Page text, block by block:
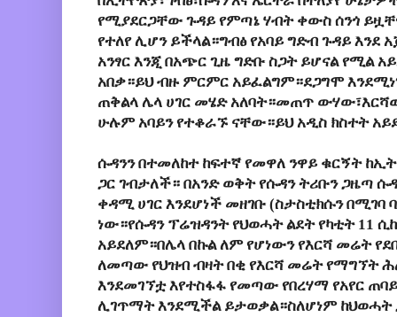
የሚያደርጋቸው ጉዳይ የምጣኔ ሃብት ቀውስ ሰንጎ
የተለየ ሊሆን ይችላል።ግብፅ የአባይ ግድብ ጉዳይ እንደ
አንፃር እንጂ በአጭር ጊዜ ግድቡ ስጋት ይሆናል የሚል
አበቃ።ይህ ብዙ ምርምር አይፈልግም።ደጋግሞ
ጠቅልላ ሌላ ሀገር መሄድ አለባት።መጠጥ
ሁሉም አባይን የተቆራኙ ናቸው።ይህ አዲስ ክስተት
ሱዳንን በተመለከተ ከፍተኛ የመዋለ ንዋይ ቁርኝት
ጋር ገብታለች። በአንድ ወቅት የሱዳን ትሪቡን ጋዜጣ
ቀዳሚ ሀገር እንደሆነች መዘገቡ (ስታስቲክሱን
ነው።የሱዳን ፕሬዝዳንት የህወሓት ልደት የካቲት 11
አይደለም።በሌላ በኩል ለም የሆነውን የእርሻ መሬት
ለመጣው የህዝብ ብዛት በቂ የእርሻ መሬት የማግኘት
እንደመገኘቷ እየተስፋፋ የመጣው የበረሃማ የአየር
ሊገጥማት እንደሚችል ይታወቃል።ስለሆነም